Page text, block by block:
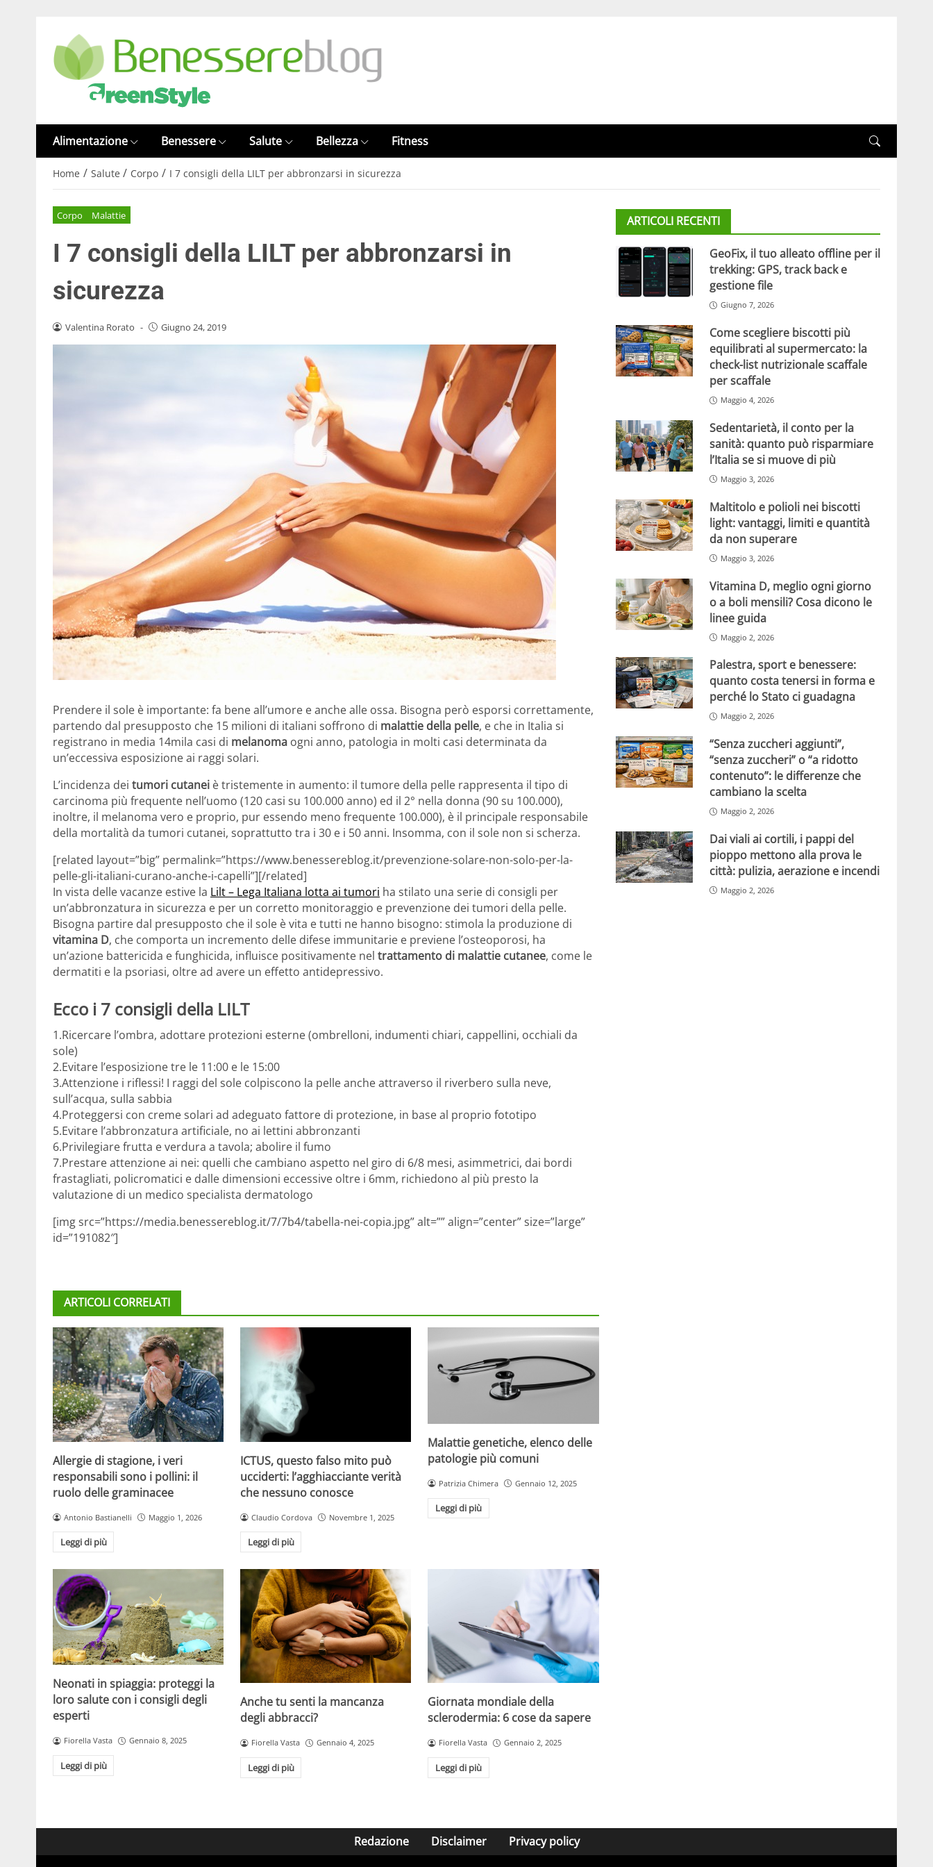
Alimentazione Benessere Salute Bellezza Fitness
Home / Salute / Corpo / I 7 consigli della LILT per abbronzarsi in sicurezza
Corpo Malattie
I 7 consigli della LILT per abbronzarsi in
sicurezza
Valentina Rorato - Giugno 24, 2019
Prendere il sole è importante: fa bene all’umore e anche alle ossa. Bisogna però esporsi correttamente,
partendo dal presupposto che 15 milioni di italiani soffrono di malattie della pelle, e che in Italia si
registrano in media 14mila casi di melanoma ogni anno, patologia in molti casi determinata da
un’eccessiva esposizione ai raggi solari.
L’incidenza dei tumori cutanei è tristemente in aumento: il tumore della pelle rappresenta il tipo di
carcinoma più frequente nell’uomo (120 casi su 100.000 anno) ed il 2° nella donna (90 su 100.000),
inoltre, il melanoma vero e proprio, pur essendo meno frequente 100.000), è il principale responsabile
della mortalità da tumori cutanei, soprattutto tra i 30 e i 50 anni. Insomma, con il sole non si scherza.
[related layout=”big” permalink=”https://www.benessereblog.it/prevenzione-solare-non-solo-per-la-
pelle-gli-italiani-curano-anche-i-capelli”][/related]
In vista delle vacanze estive la Lilt – Lega Italiana lotta ai tumori ha stilato una serie di consigli per
un’abbronzatura in sicurezza e per un corretto monitoraggio e prevenzione dei tumori della pelle.
Bisogna partire dal presupposto che il sole è vita e tutti ne hanno bisogno: stimola la produzione di
vitamina D, che comporta un incremento delle difese immunitarie e previene l’osteoporosi, ha
un’azione battericida e funghicida, influisce positivamente nel trattamento di malattie cutanee, come le
dermatiti e la psoriasi, oltre ad avere un effetto antidepressivo.
Ecco i 7 consigli della LILT
1.Ricercare l’ombra, adottare protezioni esterne (ombrelloni, indumenti chiari, cappellini, occhiali da
sole)
2.Evitare l’esposizione tre le 11:00 e le 15:00
3.Attenzione i riflessi! I raggi del sole colpiscono la pelle anche attraverso il riverbero sulla neve,
sull’acqua, sulla sabbia
4.Proteggersi con creme solari ad adeguato fattore di protezione, in base al proprio fototipo
5.Evitare l’abbronzatura artificiale, no ai lettini abbronzanti
6.Privilegiare frutta e verdura a tavola; abolire il fumo
7.Prestare attenzione ai nei: quelli che cambiano aspetto nel giro di 6/8 mesi, asimmetrici, dai bordi
frastagliati, policromatici e dalle dimensioni eccessive oltre i 6mm, richiedono al più presto la
valutazione di un medico specialista dermatologo
[img src=”https://media.benessereblog.it/7/7b4/tabella-nei-copia.jpg” alt=”” align=”center” size=”large”
id=”191082″]
ARTICOLI CORRELATI
Allergie di stagione, i veri
responsabili sono i pollini: il
ruolo delle graminacee
Antonio Bastianelli Maggio 1, 2026
Leggi di più
ICTUS, questo falso mito può
ucciderti: l’agghiacciante verità
che nessuno conosce
Claudio Cordova Novembre 1, 2025
Leggi di più
Malattie genetiche, elenco delle
patologie più comuni
Patrizia Chimera Gennaio 12, 2025
Leggi di più
Neonati in spiaggia: proteggi la
loro salute con i consigli degli
esperti
Fiorella Vasta Gennaio 8, 2025
Leggi di più
Anche tu senti la mancanza
degli abbracci?
Fiorella Vasta Gennaio 4, 2025
Leggi di più
Giornata mondiale della
sclerodermia: 6 cose da sapere
Fiorella Vasta Gennaio 2, 2025
Leggi di più
ARTICOLI RECENTI
GeoFix, il tuo alleato offline per il
trekking: GPS, track back e
gestione file
Giugno 7, 2026
Come scegliere biscotti più
equilibrati al supermercato: la
check-list nutrizionale scaffale
per scaffale
Maggio 4, 2026
Sedentarietà, il conto per la
sanità: quanto può risparmiare
l’Italia se si muove di più
Maggio 3, 2026
Maltitolo e polioli nei biscotti
light: vantaggi, limiti e quantità
da non superare
Maggio 3, 2026
Vitamina D, meglio ogni giorno
o a boli mensili? Cosa dicono le
linee guida
Maggio 2, 2026
Palestra, sport e benessere:
quanto costa tenersi in forma e
perché lo Stato ci guadagna
Maggio 2, 2026
“Senza zuccheri aggiunti”,
“senza zuccheri” o “a ridotto
contenuto”: le differenze che
cambiano la scelta
Maggio 2, 2026
Dai viali ai cortili, i pappi del
pioppo mettono alla prova le
città: pulizia, aerazione e incendi
Maggio 2, 2026
Redazione Disclaimer Privacy policy